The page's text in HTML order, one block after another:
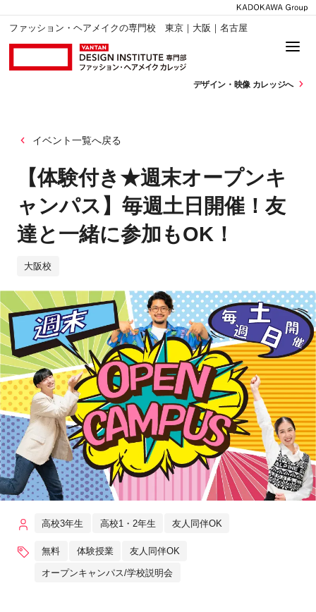
ファッション・ヘアメイクの専門校 東京｜大阪｜名古屋
デザイン・ 映像 カレッジへ
イベント一覧へ戻る
【体験付き★週末オープンキ
ャンパス】毎週土日開催！友
達と一緒に参加もOK！
大阪校
高校3年生 高校1・2年生 友人同伴OK
無料 体験授業 友人同伴OK
オープンキャンパス/学校説明会